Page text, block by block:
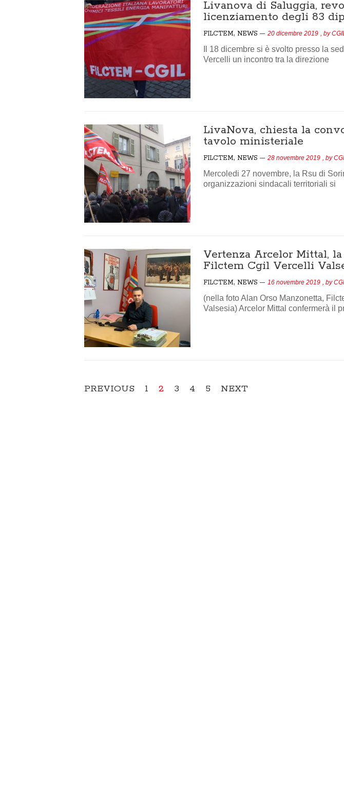
Livanova di Saluggia,
licenziamento degli 83
FILCTEM, NEWS 20 dicembre 2019 , by
Il 18 dicembre si è svolto presso la
Vercelli un incontro tra la direzione
LivaNova, chiesta la
tavolo ministeriale
FILCTEM, NEWS 28 novembre 2019 , by
Mercoledi 27 novembre, la Rsu di
organizzazioni sindacali territoriali si
Vertenza Arcelor Mittal,
Filctem Cgil Vercelli
FILCTEM, NEWS 16 novembre 2019 , by
(nella foto Alan Orso Manzonetta,
Valsesia) Arcelor Mittal confermerà il
PREVIOUS 1 2 3 4 5 NEXT